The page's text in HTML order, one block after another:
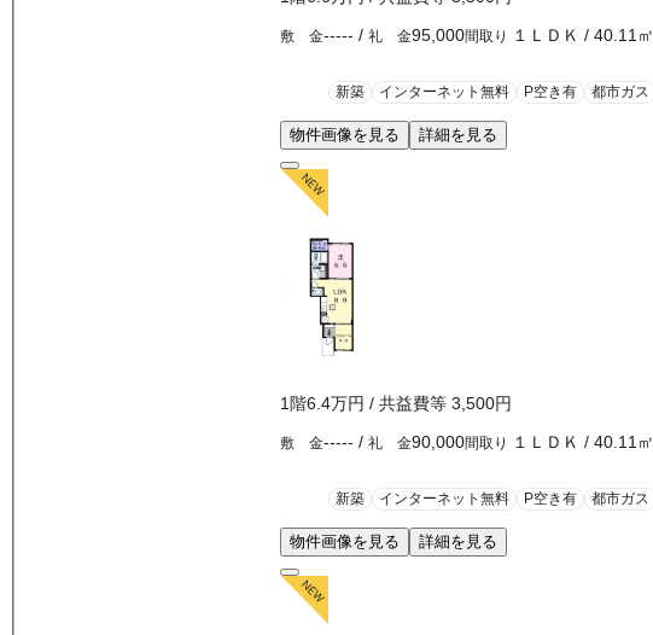
敷 金----- / 礼 金95,000間取り １ＬＤＫ / 40.11 ㎡
新築 インターネット無料 P空き有 都市ガス
物件画像を見る 詳細を見る
1 階6.4万円 / 共益費等 3,500円
敷 金----- / 礼 金90,000間取り １ＬＤＫ / 40.11 ㎡
新築 インターネット無料 P空き有 都市ガス
物件画像を見る 詳細を見る